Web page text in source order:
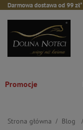
Darmowa dostawa od 99 zł*
Promocje
Strona główna Blog